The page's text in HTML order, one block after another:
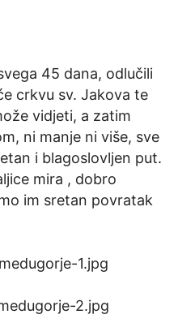
45 dana, odlučili
crkvu sv. Jakova te
vidjeti, a zatim
ni manje ni više, sve
i blagoslovljen put.
mira , dobro
im sretan povratak